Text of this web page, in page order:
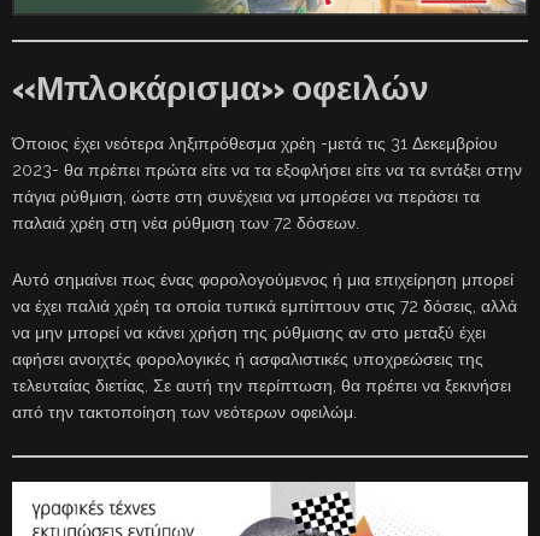
«Μπλοκάρισμα» οφειλών
Όποιος έχει νεότερα ληξιπρόθεσμα χρέη -μετά τις 31 Δεκεμβρίου
2023- θα πρέπει πρώτα είτε να τα εξοφλήσει είτε να τα εντάξει στην
πάγια ρύθμιση, ώστε στη συνέχεια να μπορέσει να περάσει τα
παλαιά χρέη στη νέα ρύθμιση των 72 δόσεων.
Αυτό σημαίνει πως ένας φορολογούμενος ή μια επιχείρηση μπορεί
να έχει παλιά χρέη τα οποία τυπικά εμπίπτουν στις 72 δόσεις, αλλά
να μην μπορεί να κάνει χρήση της ρύθμισης αν στο μεταξύ έχει
αφήσει ανοιχτές φορολογικές ή ασφαλιστικές υποχρεώσεις της
τελευταίας διετίας. Σε αυτή την περίπτωση, θα πρέπει να ξεκινήσει
από την τακτοποίηση των νεότερων οφειλώμ.